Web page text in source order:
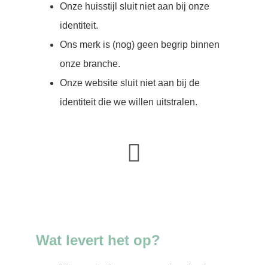
Onze huisstijl sluit niet aan bij onze
identiteit.
Ons merk is (nog) geen begrip binnen
onze branche.
Onze website sluit niet aan bij de
identiteit die we willen uitstralen.
Wat levert het op?